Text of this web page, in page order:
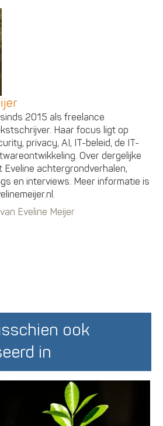
2015 als freelance
Haar focus ligt op
privacy, AI, IT-beleid, de IT-
Over dergelijke
achtergrondverhalen,
en interviews. Meer informatie is
Eveline Meijer
ook
in